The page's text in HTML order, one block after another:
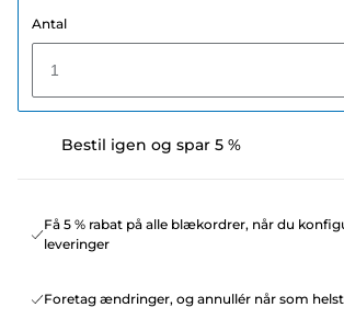
Antal
1
Bestil igen og spar 5 %
Få 5 % rabat på alle blækordrer, når du
leveringer
Foretag ændringer, og annullér når som helst